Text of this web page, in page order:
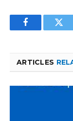
Facebook
ARTICLES